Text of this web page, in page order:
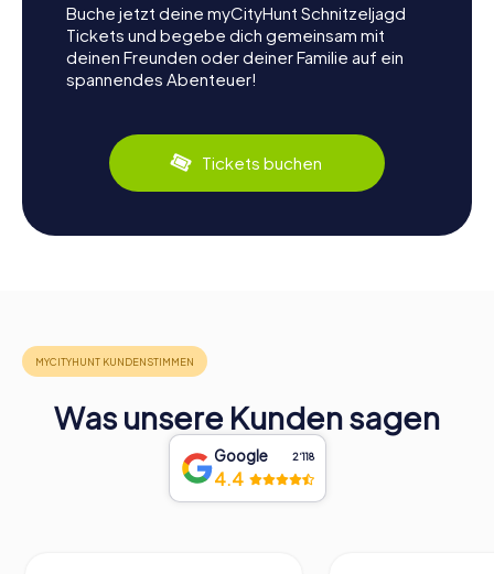
Buche jetzt deine myCityHunt Schnitzeljagd
Tickets und begebe dich gemeinsam mit
deinen Freunden oder deiner Familie auf ein
spannendes Abenteuer!
Tickets buchen
Was unsere Kunden sagen
Google 2‘118
4.4